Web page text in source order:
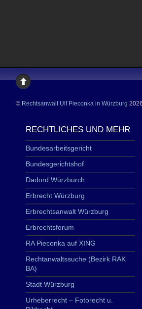
© Rechtsanwalt Ulf Pieconka in Würzburg 2026
RECHTLICHES UND MEHR
Bundesarbeitsgericht
Bundesgerichtshof
Dadord Würzburch
Erbrecht Würzburg
Erbrechtsanwalt Würzburg
Erbrechtsforum
RA Pieconka auf XING
Rechtanwaltssuche (Bezirk RAK
BA)
Stadt Würzburg
Urheberrecht – Fotorecht u.